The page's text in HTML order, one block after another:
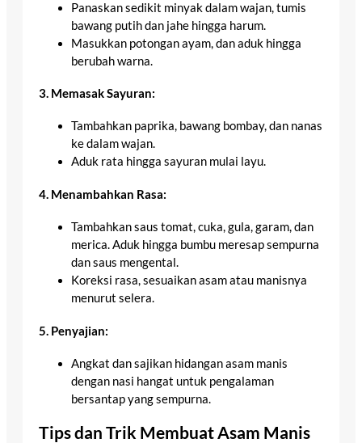
Panaskan sedikit minyak dalam wajan, tumis
bawang putih dan jahe hingga harum.
Masukkan potongan ayam, dan aduk hingga
berubah warna.
3. Memasak Sayuran:
Tambahkan paprika, bawang bombay, dan nanas
ke dalam wajan.
Aduk rata hingga sayuran mulai layu.
4. Menambahkan Rasa:
Tambahkan saus tomat, cuka, gula, garam, dan
merica. Aduk hingga bumbu meresap sempurna
dan saus mengental.
Koreksi rasa, sesuaikan asam atau manisnya
menurut selera.
5. Penyajian:
Angkat dan sajikan hidangan asam manis
dengan nasi hangat untuk pengalaman
bersantap yang sempurna.
Tips dan Trik Membuat Asam Manis